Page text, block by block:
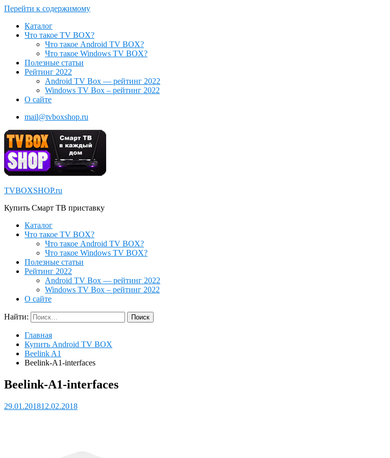
Перейти к содержимому
Каталог
Что такое TV BOX?
Что такое Android TV BOX?
Что такое Windows TV BOX?
Полезные статьи
Рейтинг 2022
Android TV Box — рейтинг 2022
Windows TV Box – рейтинг 2022
О сайте
mail@tvboxshop.ru
TVBOXSHOP.ru
Купить Смарт ТВ приставку
Каталог
Что такое TV BOX?
Что такое Android TV BOX?
Что такое Windows TV BOX?
Полезные статьи
Рейтинг 2022
Android TV Box — рейтинг 2022
Windows TV Box – рейтинг 2022
О сайте
Найти:
Главная
Купить Android TV BOX
Beelink A1
Beelink-A1-interfaces
Beelink-A1-interfaces
29.01.201812.02.2018